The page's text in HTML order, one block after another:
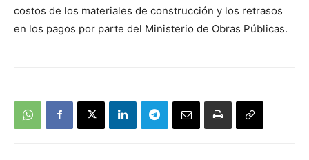
costos de los materiales de construcción y los retrasos
en los pagos por parte del Ministerio de Obras Públicas.